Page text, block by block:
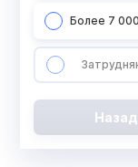
Более 7
Назад